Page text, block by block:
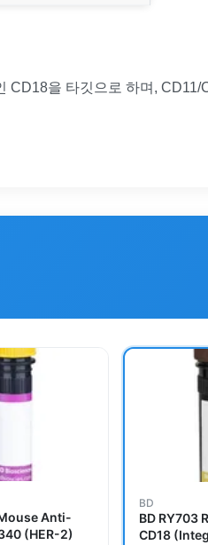
CD18을 타깃으로 하며,
Anti-
(HER-2)
BD
BD RY703
CD18